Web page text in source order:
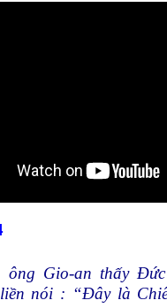
ông Gio-an thấy Đức
nói : “Đây là